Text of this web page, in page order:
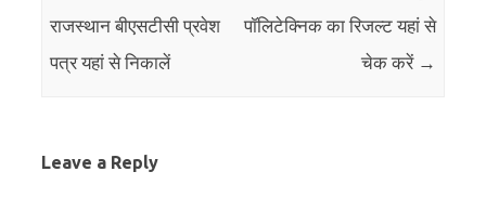
राजस्थान बीएसटीसी प्रवेश
पत्र यहां से निकालें
पॉलिटेक्निक का रिजल्ट यहां से
चेक करें →
Leave a Reply